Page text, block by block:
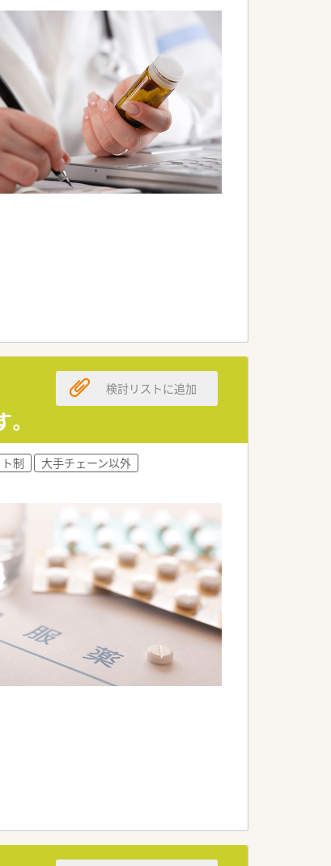
ております。
る職場です。
検討リストに追加
制
大手チェーン以外
知識が経験できる環境です。
てが活気にあふれる店舗で、そ